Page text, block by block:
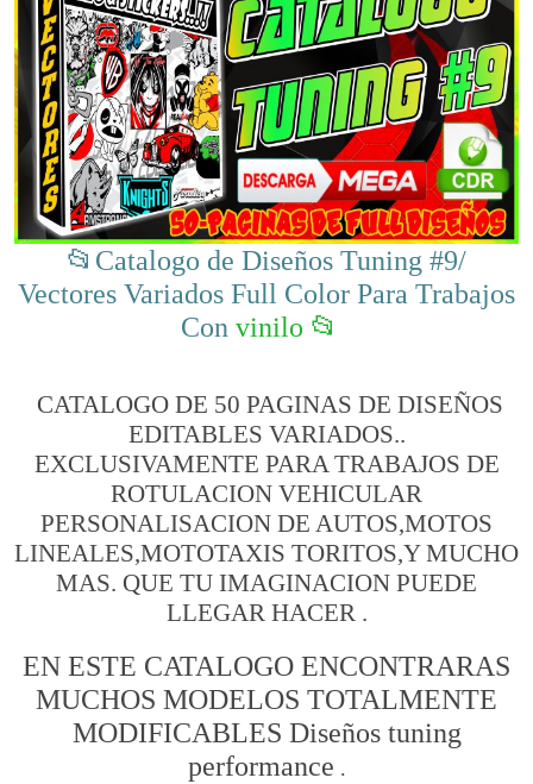
📂Catalogo de Diseños Tuning #9/
Vectores Variados Full Color Para Trabajos
Con vinilo 📂
CATALOGO DE 50 PAGINAS DE DISEÑOS
EDITABLES VARIADOS..
EXCLUSIVAMENTE PARA TRABAJOS DE
ROTULACION VEHICULAR
PERSONALISACION DE AUTOS,MOTOS
LINEALES,MOTOTAXIS TORITOS,Y MUCHO
MAS. QUE TU IMAGINACION PUEDE
LLEGAR HACER .
EN ESTE CATALOGO ENCONTRARAS
MUCHOS MODELOS TOTALMENTE
MODIFICABLES Diseños tuning
performance .